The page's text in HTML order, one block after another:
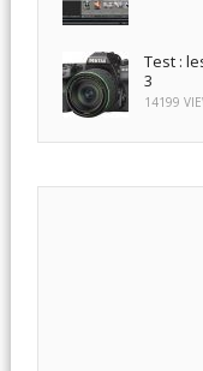
Test :
3
14199